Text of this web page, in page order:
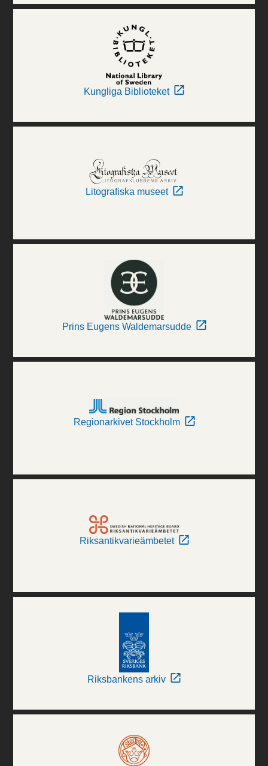
Kungliga Biblioteket
Litografiska museet
Prins Eugens Waldemarsudde
Regionarkivet Stockholm
Riksantikvarieämbetet
Riksbankens arkiv